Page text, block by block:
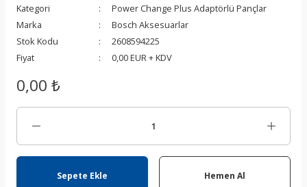
Kategori
Power Change Plus Adaptörlü Pançlar
Marka
Bosch Aksesuarlar
Stok Kodu
2608594225
Fiyat
0,00 EUR + KDV
0,00 ₺
Sepete Ekle Hemen Al